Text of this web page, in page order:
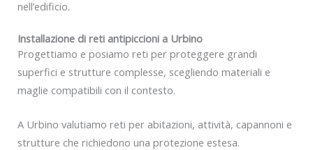
nell’edificio.
Installazione di reti antipiccioni a Urbino
Progettiamo e posiamo reti per proteggere grandi
superfici e strutture complesse, scegliendo materiali e
maglie compatibili con il contesto.
A Urbino valutiamo reti per abitazioni, attività, capannoni e
strutture che richiedono una protezione estesa.